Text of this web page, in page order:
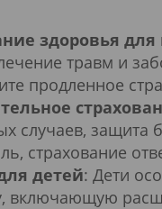
здоровья
травм и
продленное
случаев, защита
страхование
детей: Дети
включающую